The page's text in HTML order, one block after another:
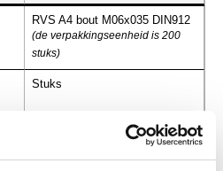
RVS A4 bout M06x035 DIN912
(de verpakkingseenheid is 200
stuks)
Stuks